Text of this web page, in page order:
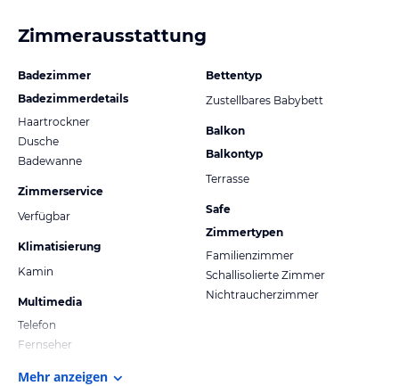
Zimmerausstattung
Badezimmer
Badezimmerdetails
Haartrockner
Dusche
Badewanne
Zimmerservice
Verfügbar
Klimatisierung
Kamin
Multimedia
Telefon
Fernseher
Bettentyp
Zustellbares Babybett
Balkon
Balkontyp
Terrasse
Safe
Zimmertypen
Familienzimmer
Schallisolierte Zimmer
Nichtraucherzimmer
Mehr anzeigen